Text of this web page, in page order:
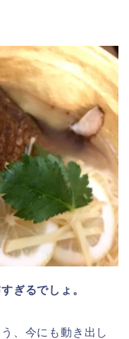
ぎるでしょ。
、今にも動き出し